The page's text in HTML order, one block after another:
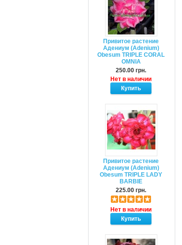
Привитое растение
Адениум (Adenium)
Obesum TRIPLE CORAL
OMNIA
250.00 грн.
Нет в наличии
Привитое растение
Адениум (Adenium)
Obesum TRIPLE LADY
BARBIE
225.00 грн.
Нет в наличии